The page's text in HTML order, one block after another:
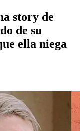
story de
de su
ella niega